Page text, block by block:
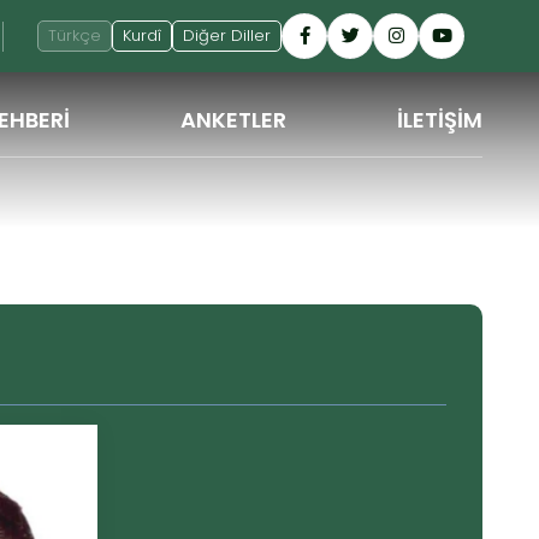
Türkçe Kurdî Diğer Diller
ANKETLER İLETİŞİM